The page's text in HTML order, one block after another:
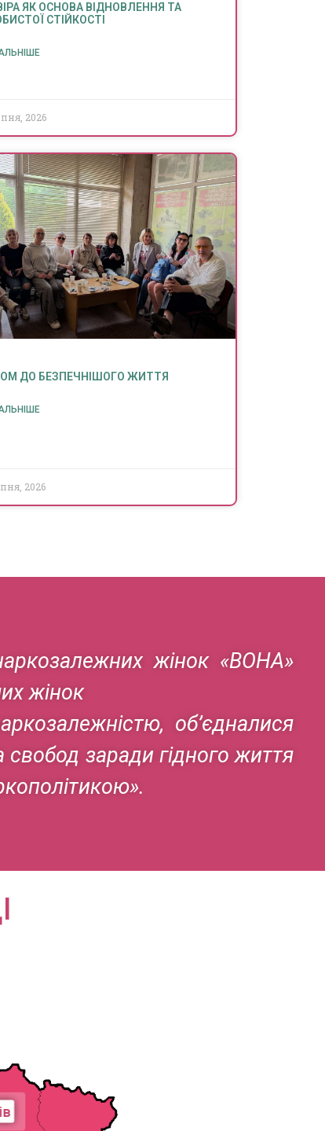
ЯК ОСНОВА ВІДНОВЛЕННЯ ТА
СТІЙКОСТІ
2026
ДО БЕЗПЕЧНІШОГО ЖИТТЯ
2026
жінок «ВОНА»
жінок
об’єдналися
свобод заради гідного життя